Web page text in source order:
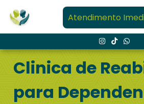
Atendimento
Clinica de
para